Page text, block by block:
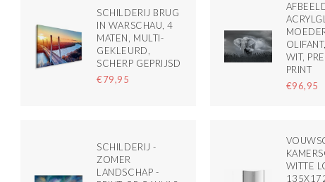
SCHILDERIJ BRUG
IN WARSCHAU, 4
MATEN, MULTI-
GEKLEURD,
SCHERP GEPRIJSD
€79,95
WIT,
PRINT
€96,95
SCHILDERIJ -
ZOMER
LANDSCHAP -
WITTE